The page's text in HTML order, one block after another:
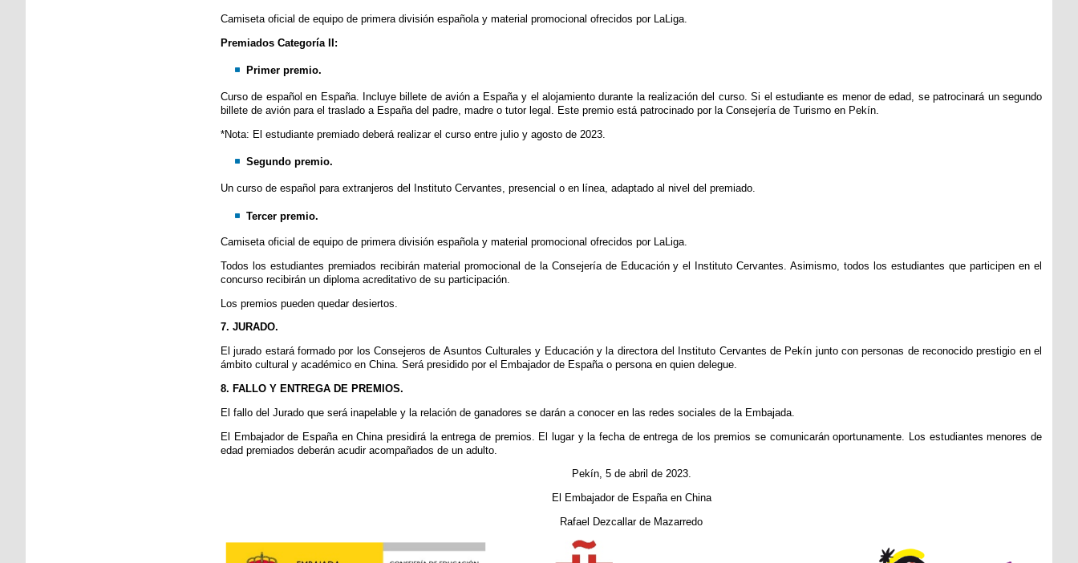
Camiseta oficial de equipo de primera división española y material promocional ofrecidos por LaLiga.
Premiados Categoría II:
Primer premio.
Curso de español en España. Incluye billete de avión a España y el alojamiento durante la realización del curso. Si el estudiante es menor de edad, se patrocinará un segundo
billete de avión para el traslado a España del padre, madre o tutor legal. Este premio está patrocinado por la Consejería de Turismo en Pekín.
*Nota: El estudiante premiado deberá realizar el curso entre julio y agosto de 2023.
Segundo premio.
Un curso de español para extranjeros del Instituto Cervantes, presencial o en línea, adaptado al nivel del premiado.
Tercer premio.
Camiseta oficial de equipo de primera división española y material promocional ofrecidos por LaLiga.
Todos los estudiantes premiados recibirán material promocional de la Consejería de Educación y el Instituto Cervantes. Asimismo, todos los estudiantes que participen en el
concurso recibirán un diploma acreditativo de su participación.
Los premios pueden quedar desiertos.
7. JURADO.
El jurado estará formado por los Consejeros de Asuntos Culturales y Educación y la directora del Instituto Cervantes de Pekín junto con personas de reconocido prestigio en el
ámbito cultural y académico en China. Será presidido por el Embajador de España o persona en quien delegue.
8. FALLO Y ENTREGA DE PREMIOS.
El fallo del Jurado que será inapelable y la relación de ganadores se darán a conocer en las redes sociales de la Embajada.
El Embajador de España en China presidirá la entrega de premios. El lugar y la fecha de entrega de los premios se comunicarán oportunamente. Los estudiantes menores de
edad premiados deberán acudir acompañados de un adulto.
Pekín, 5 de abril de 2023.
El Embajador de España en China
Rafael Dezcallar de Mazarredo